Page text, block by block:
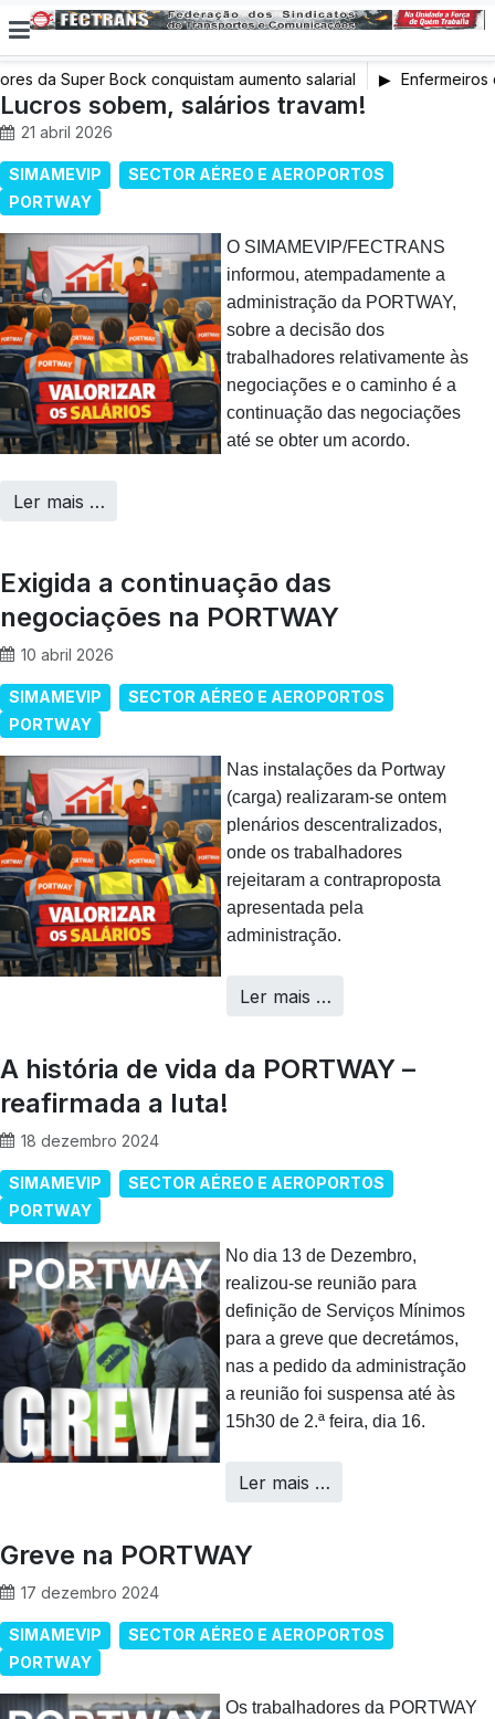
da Super Bock conquistam aumento salarial
Enfermeiros
Lucros sobem, salários travam!
21 abril 2026
SIMAMEVIP
SECTOR AÉREO E AEROPORTOS
PORTWAY
O SIMAMEVIP/FECTRANS
informou, atempadamente a
administração da PORTWAY,
sobre a decisão dos
trabalhadores relativamente às
negociações e o caminho é a
continuação das negociações
até se obter um acordo.
Ler mais …
Exigida a continuação das
negociações na PORTWAY
10 abril 2026
SIMAMEVIP
SECTOR AÉREO E AEROPORTOS
PORTWAY
Nas instalações da Portway
(carga) realizaram‑se ontem
plenários descentralizados,
onde os trabalhadores
rejeitaram a contraproposta
apresentada pela
administração.
Ler mais …
A história de vida da PORTWAY –
reafirmada a luta!
18 dezembro 2024
SIMAMEVIP
SECTOR AÉREO E AEROPORTOS
PORTWAY
No dia 13 de Dezembro,
realizou-se reunião para
definição de Serviços Mínimos
para a greve que decretámos,
nas a pedido da administração
a reunião foi suspensa até às
15h30 de 2.ª feira, dia 16.
Ler mais …
Greve na PORTWAY
17 dezembro 2024
SIMAMEVIP
SECTOR AÉREO E AEROPORTOS
PORTWAY
Os trabalhadores da PORTWAY